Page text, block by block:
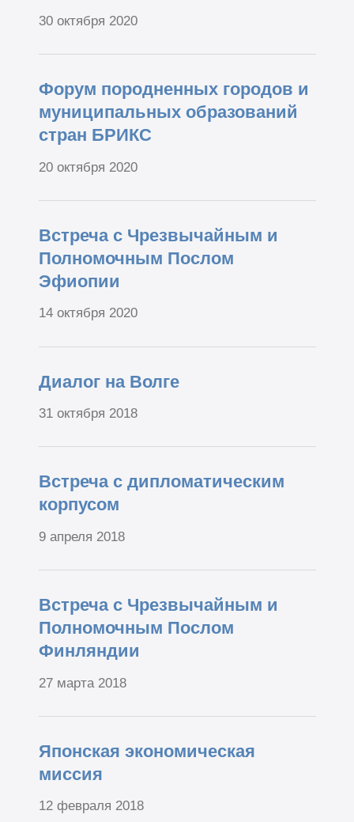
30 октября 2020
Форум породненных городов и
муниципальных образований
стран БРИКС
20 октября 2020
Встреча с Чрезвычайным и
Полномочным Послом
Эфиопии
14 октября 2020
Диалог на Волге
31 октября 2018
Встреча с дипломатическим
корпусом
9 апреля 2018
Встреча с Чрезвычайным и
Полномочным Послом
Финляндии
27 марта 2018
Японская экономическая
миссия
12 февраля 2018